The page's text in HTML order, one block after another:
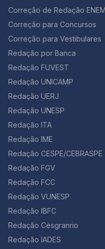
quem sou, não nas que
poema lindo e cheio de
sobre a importância de
não é? Jorge Luis
argentino. Difícil escolher o melhor verso… este é fácil
de decorar: “As vozes
sempre.” 5. “Educação
biodiversidade, Nesse
bondade, Partilhar água
maldade. Mas logo veio
sua maldade, A
necessidade, Fui
entender sua realidade.
existem fronteiras Para
autora desta poesia é
Note que o poema é
pode usar
aos indígenas, ou à
também vai bem em
Quando nasci um anjo
endometriose pode ser
como Enem,
anteriormente o que é a
endometriose que já
Questão 01 [UNCISAL
menstrual (TPM) ainda
femininas, já que ela
ciclos hormonais e à
cólicas, dores no corpo
menstrual. Atualmente,
métodos de supressão
anticoncepcional de uso
derivados da
libera doses mínimas
progesterona;
Segundo alguns
problemas como
especialmente se
menstrual. Além disso,
enfatizam que “o ciclo
da mulher, uma prova
Correção de Redação ENEM
Correção para Concursos
Correção para Vestibulares
Redação por Banca
Redação FUVEST
Redação UNICAMP
Redação UERJ
Redação UNESP
Redação ITA
Redação IME
Redação CESPE/CEBRASPE
Redação FGV
Redação FCC
Redação VUNESP
Redação IBFC
Redação Cesgranrio
Redação IADES